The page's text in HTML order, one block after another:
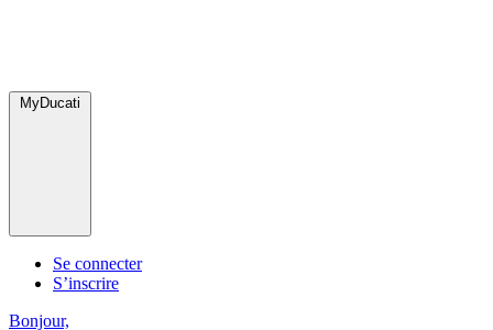
MyDucati
Se connecter
S’inscrire
Bonjour,